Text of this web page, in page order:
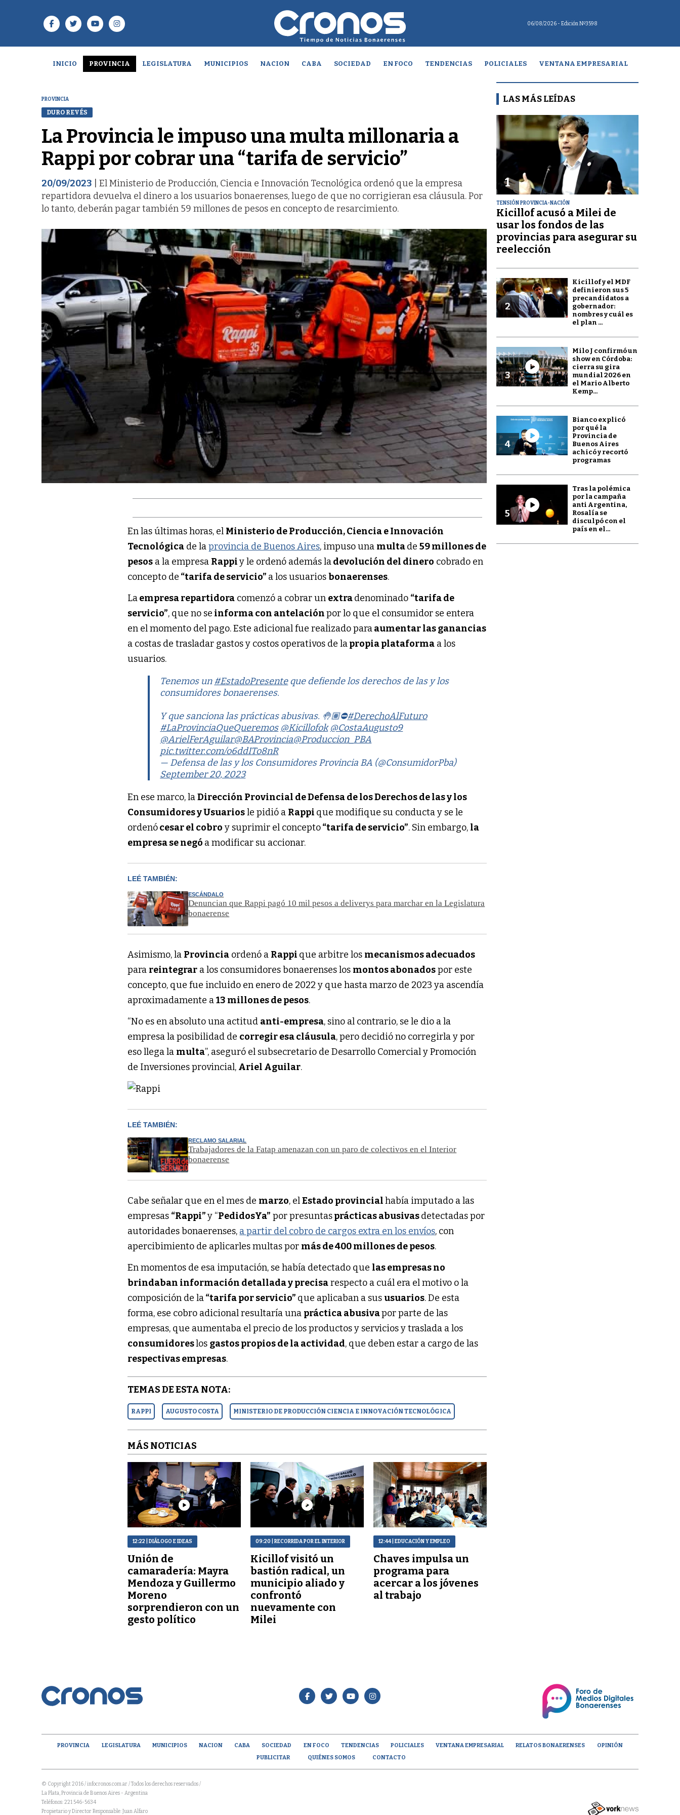
06/08/2026 - Edición Nº3598
INICIO PROVINCIA LEGISLATURA MUNICIPIOS NACION CABA SOCIEDAD EN FOCO TENDENCIAS POLICIALES VENTANA EMPRESARIAL
PROVINCIA
DURO REVÉS
La Provincia le impuso una multa millonaria a
Rappi por cobrar una “tarifa de servicio”
20/09/2023 | El Ministerio de Producción, Ciencia e Innovación Tecnológica ordenó que la empresa
repartidora devuelva el dinero a los usuarios bonaerenses, luego de que no corrigieran esa cláusula. Por
lo tanto, deberán pagar también 59 millones de pesos en concepto de resarcimiento.
En las últimas horas, el Ministerio de Producción, Ciencia e Innovación
Tecnológica de laprovincia de Buenos Aires, impuso una multade59 millones de
pesos a la empresa Rappiy le ordenó además ladevolución del dinero cobrado en
concepto de “tarifa de servicio” a los usuariosbonaerenses.
Laempresa repartidora comenzó a cobrar un extradenominado “tarifa de
servicio”, que no se informa con antelaciónpor lo que el consumidor se entera
en el momento del pago. Este adicional fue realizado paraaumentar las ganancias
a costas de trasladar gastos y costos operativos de lapropia plataforma a los
usuarios.
Tenemos un #EstadoPresenteque defiende los derechos de las y los
consumidores bonaerenses.
Y que sanciona las prácticas abusivas. 🤚🏽⛔#DerechoAlFuturo
#LaProvinciaQueQueremos @Kicillofok @CostaAugusto9
@ArielFerAguilar@BAProvincia@Produccion_PBA
pic.twitter.com/o6ddITo8nR
— Defensa de las y los Consumidores Provincia BA (@ConsumidorPba)
September 20, 2023
En ese marco, laDirección Provincial de Defensa de los Derechos de las y los
Consumidores y Usuariosle pidió a Rappi que modifique su conducta y se le
ordenócesar el cobro y suprimir el concepto“tarifa de servicio”. Sin embargo, la
empresa se negó a modificar su accionar.
LEÉ TAMBIÉN:
ESCÁNDALO
Denuncian que Rappi pagó 10 mil pesos a deliverys para marchar en la Legislatura
bonaerense
Asimismo, la Provincia ordenó a Rappi que arbitre los mecanismos adecuados
para reintegrar a los consumidores bonaerenses los montos abonadospor este
concepto, que fue incluido en enero de 2022 y que hasta marzo de 2023 ya ascendía
aproximadamente a13 millones de pesos.
“No es en absoluto una actitud anti-empresa, sino al contrario, se le dio a la
empresa la posibilidad de corregir esa cláusula, pero decidió no corregirla y por
eso llega la multa”, aseguró el subsecretario de Desarrollo Comercial y Promoción
de Inversiones provincial, Ariel Aguilar.
LEÉ TAMBIÉN:
RECLAMO SALARIAL
Trabajadores de la Fatap amenazan con un paro de colectivos en el Interior
bonaerense
Cabe señalar que en el mes de marzo, elEstado provincialhabía imputado a las
empresas “Rappi”y “PedidosYa” por presuntasprácticas abusivasdetectadas por
autoridades bonaerenses, a partir del cobro de cargos extra en los envíos, con
apercibimiento de aplicarles multas por más de 400 millones de pesos.
En momentos de esa imputación, se había detectado que las empresas no
brindaban información detallada y precisarespecto a cuál era el motivo o la
composición de la“tarifa por servicio” que aplicaban a sususuarios. De esta
forma, ese cobro adicional resultaría una práctica abusivapor parte de las
empresas, que aumentaba el precio de los productos y servicios y traslada a los
consumidoreslos gastos propios de la actividad, que deben estar a cargo de las
respectivas empresas.
TEMAS DE ESTA NOTA:
RAPPI AUGUSTO COSTA MINISTERIO DE PRODUCCIÓN CIENCIA E INNOVACIÓN TECNOLÓGICA
MÁS NOTICIAS
12:22 | DIÁLOGO E IDEAS
Unión de
camaradería: Mayra
Mendoza y Guillermo
Moreno
sorprendieron con un
gesto político
09:20 | RECORRIDA POR EL INTERIOR
Kicillof visitó un
bastión radical, un
municipio aliado y
confrontó
nuevamente con
Milei
12:44| EDUCACIÓN Y EMPLEO
Chaves impulsa un
programa para
acercar a los jóvenes
al trabajo
LAS MÁS LEÍDAS
1
TENSIÓN PROVINCIA-NACIÓN
Kicillof acusó a Milei de
usar los fondos de las
provincias para asegurar su
reelección
2
Kicillof y el MDF
definieron sus 5
precandidatos a
gobernador:
nombres y cuál es
el plan ...
3
Milo J confirmó un
show en Córdoba:
cierra su gira
mundial 2026 en
el Mario Alberto
Kemp...
4
Bianco explicó
por qué la
Provincia de
Buenos Aires
achicó y recortó
programas
5
Tras la polémica
por la campaña
anti Argentina,
Rosalía se
disculpó con el
país en el...
PROVINCIA LEGISLATURA MUNICIPIOS NACION CABA SOCIEDAD EN FOCO TENDENCIAS POLICIALES VENTANA EMPRESARIAL RELATOS BONAERENSES
OPINIÓN
PUBLICITAR
QUIÉNES SOMOS CONTACTO
© Copyright 2016 / infocronos.com.ar / Todos los derechos reservados /
La Plata, Provincia de Buenos Aires - Argentina
Teléfonos: 221 546-5634
Propietario y Director Responsable: Juan Alfaro